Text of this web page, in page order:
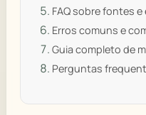
FAQ sobre fontes
Erros comuns e
Guia completo de
Perguntas